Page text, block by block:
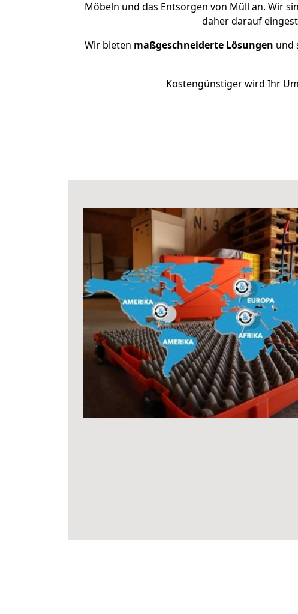
Möbeln und das Entsorgen von Müll an. Wir
daher darauf
Wir bieten maßgeschneiderte Lösungen und
Kostengünstiger wird Ihr